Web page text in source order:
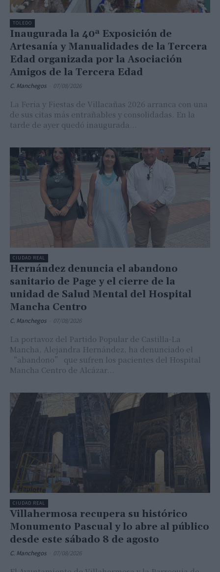
TOLEDO
Inaugurada la 40ª Exposición de
Artesanía y Manualidades de la Tercera
Edad organizada por la Asociación
Amigos de la Tercera Edad
C. Manchegos 07/08/2026
La Feria y Fiestas de Villacañas 2026 arranca con una
de sus citas más entrañables y consolidadas. En la
tarde de ayer quedó inaugurada...
CIUDAD REAL
Hernández denuncia el abandono
sanitario de Page y el cierre de la
unidad de Salud Mental del Hospital
Mancha Centro
C. Manchegos 07/08/2026
La portavoz del Partido Popular de Castilla-La
Mancha, Alejandra Hernández, ha denunciado el
“abandono” que sufren los pacientes del Hospital
Mancha Centro de Alcázar...
CIUDAD REAL
Villahermosa recupera su histórico
Monumento Pascual y lo abre al público
desde este sábado 8 de agosto
C. Manchegos 07/08/2026